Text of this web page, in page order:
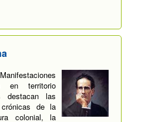
en territorio
destacan las
de la
colonial, la